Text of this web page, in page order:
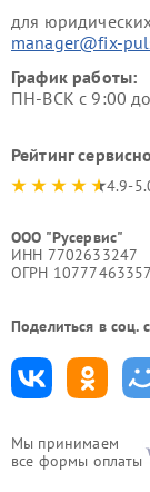
Мы принимаем
все формы оплаты
для
manager@fix-
График работы:
ПН-ВСК с 9:00
Рейтинг
4.9-
ООО "Русервис"
ИНН 7702633247
ОГРН
Поделиться в соц.